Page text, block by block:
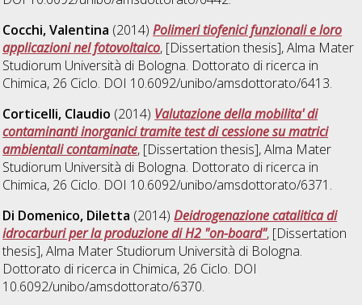
Cocchi, Valentina (2014)Polimeri tiofenici funzionali e loro
applicazioni nel fotovoltaico, [Dissertation thesis], Alma Mater
Studiorum Università di Bologna. Dottorato di ricerca in
Chimica, 26 Ciclo. DOI 10.6092/unibo/amsdottorato/6413.
Corticelli, Claudio (2014) Valutazione della mobilita' di
contaminanti inorganici tramite test di cessione su matrici
ambientali contaminate, [Dissertation thesis], Alma Mater
Studiorum Università di Bologna. Dottorato di ricerca in
Chimica, 26 Ciclo. DOI 10.6092/unibo/amsdottorato/6371.
Di Domenico, Diletta (2014)Deidrogenazione catalitica di
idrocarburi per la produzione di H2 "on-board", [Dissertation
thesis], Alma Mater Studiorum Università di Bologna.
Dottorato di ricerca in Chimica, 26 Ciclo. DOI
10.6092/unibo/amsdottorato/6370.